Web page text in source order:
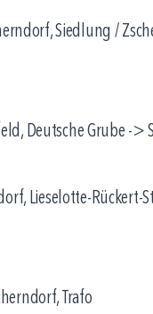
Siedlung /
Deutsche Grube -
Lieselotte-Rückert-
Trafo